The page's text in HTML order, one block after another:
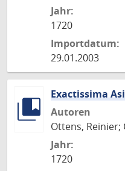
Jahr:
1720
Importdatum:
29.01.2003
Exactissima
Autoren
Ottens, Reinier;
Jahr:
1720